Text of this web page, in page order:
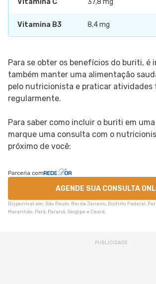
Vitamina C 37,8 mg
Vitamina B3 8,4 mg
Para se obter os benefícios do buriti, é
também manter uma alimentação
pelo nutricionista e praticar atividades
regularmente.
Para saber como incluir o buriti em
marque uma consulta com o
próximo de você:
Parceria com
AGENDE SUA CONSULTA
Disponível em: São Paulo, Rio de Janeiro, Distrito Federal,
Maranhão, Pará, Paraná, Sergipe e Ceará.